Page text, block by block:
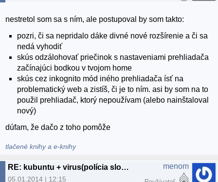
nestretol som sa s ním, ale postupoval by som takto:
pozri, či sa nepridalo dáke divné nové rozšírenie a či sa
nedá vyhodiť
skús odzálohovať priečinok s nastaveniami prehliadača
začínajúci bodkou v tvojom home
skús cez inkognito mód iného prehliadača ísť na
problematický web a zistíš, či je to ním. asi by som na to
použil prehliadač, ktorý nepoužívam (alebo nainštaloval
nový)
dúfam, že dačo z toho pomôže
tlačené knihy a e-knihy
RE: kubuntu + virus(polícia slovnskej republiky)
05.01.2014 | 12:15
menom